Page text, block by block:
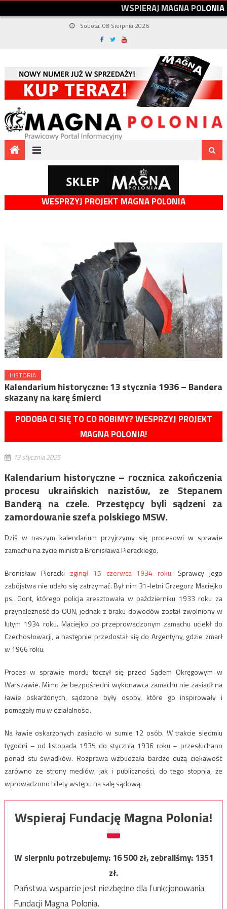
WSPIERAJMAGNAPOLONIA
Sobota, 08 Sierpnia 2026
WESPRZYJ PROJEKT MAGNA POLONIA
HISTORIA
Kalendarium historyczne: 13 stycznia 1936 – Bandera
skazany na karę śmierci
PODOBA CI SIĘ TO CO ROBIMY? WESPRZYJ PROJEKT
MAGNA POLONIA!
13 stycznia 2025
Kalendarium historyczne – rocznica zakończenia
procesu ukraińskich nazistów, ze Stepanem
Banderą na czele. Przestępcy byli sądzeni za
zamordowanie szefa polskiego MSW.
Dziś w naszym kalendarium przyjrzymy się procesowi w sprawie
zamachu na życie ministra Bronisława Pierackiego.
Bronisław Pieracki zginął 15 czerwca 1934 roku. Sprawcy jego
zabójstwa nie udało się zatrzymać. Był nim 31-letni Grzegorz Maciejko
ps. Gont, którego policja aresztowała w październiku 1933 roku za
przynależność do OUN, jednak z braku dowodów został zwolniony w
lutym 1934 roku. Maciejko po przeprowadzonym zamachu uciekł do
Czechosłowacji, a następnie przedostał się do Argentyny, gdzie zmarł
w 1966 roku.
Proces w sprawie mordu toczył się przed Sądem Okręgowym w
Warszawie. Mimo że bezpośredni wykonawca zamachu nie zasiadł na
ławie oskarżonych, sądzone były osoby, które go inspirowały i
pomagały mu w działalności.
Na ławie oskarżonych zasiadło w sumie 12 osób. W trakcie siedmiu
tygodni – od listopada 1935 do stycznia 1936 roku – przesłuchano
ponad stu świadków. Rozprawa wzbudzała bardzo dużą ciekawość
zarówno ze strony mediów, jak i publiczności, do tego stopnia, że
wprowadzono bilety wstępu na salę sądową.
Wspieraj Fundację Magna Polonia!
W sierpniu potrzebujemy:16 500zł, zebraliśmy:1351
zł.
Państwa wsparcie jest niezbędne dla funkcjonowania
Fundacji Magna Polonia.